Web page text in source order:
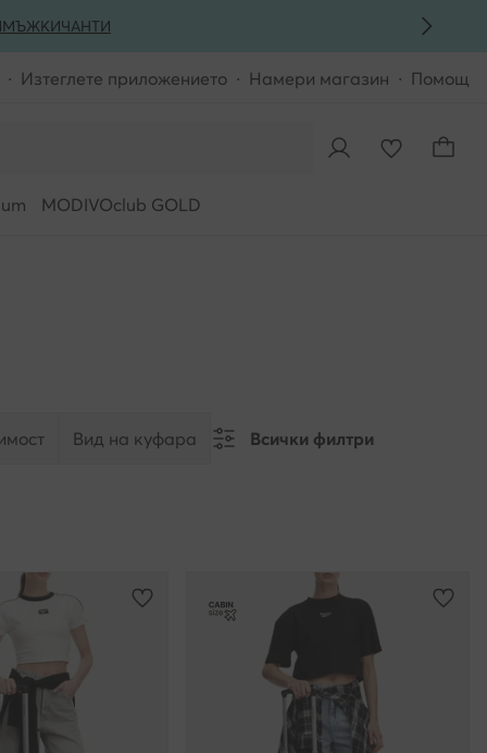
МЪЖКИЧАНТИ
Изтеглете приложението Намери магазин Помощ
MODIVOclub GOLD
Вид на куфара Всички филтри